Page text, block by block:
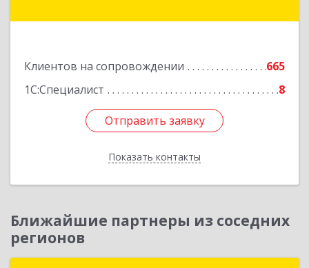
Клиентов на сопровождении
665
1С:Специалист
8
Отправить заявку
Показать контакты
Отправить заявку
Назад
Ближайшие партнеры из соседних
регионов